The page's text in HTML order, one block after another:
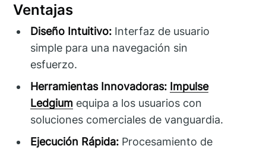
Ventajas
Diseño Intuitivo: Interfaz de usuario
simple para una navegación sin
esfuerzo.
Herramientas Innovadoras: Impulse
Ledgium equipa a los usuarios con
soluciones comerciales de vanguardia.
Ejecución Rápida: Procesamiento de